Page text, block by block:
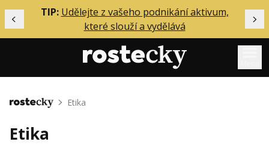
Předchozí
TIP: Udělejte z vašeho podnikání aktivum,
které slouží a vydělává
Mentoring
Solo
Domů Etika
Etika